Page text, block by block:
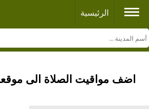
الرئيسية
اضف مواقيت الصلاة الى